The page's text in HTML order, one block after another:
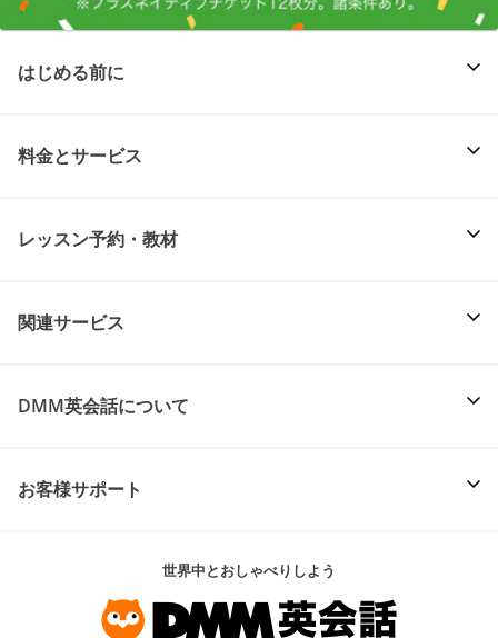
はじめる前に
料金とサービス
レッスン予約・教材
関連サービス
DMM英会話について
お客様サポート
世界中とおしゃべりしよう